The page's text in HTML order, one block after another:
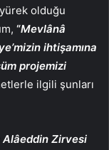
olduğu
“Mevlânâ
ihtişamına
projemizi
ilgili şunları
Alâeddin Zirvesi